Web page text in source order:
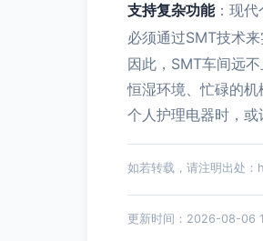
支持复杂功能：现代
必须通过SMT技术来
因此，SMT车间远
恒湿环境、忙碌的
个人护理电器时，或
如若转载，请注明出处
更新时间：2026-08-06